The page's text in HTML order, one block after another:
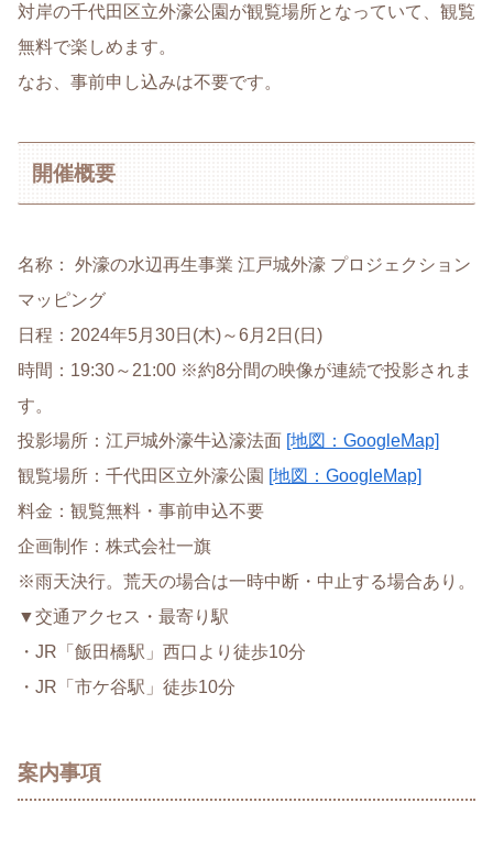
対岸の千代田区立外濠公園が観覧場所となっていて、観覧
無料で楽しめます。
なお、事前申し込みは不要です。
開催概要
名称： 外濠の水辺再生事業 江戸城外濠 プロジェクション
マッピング
日程：2024年5月30日(木)～6月2日(日)
時間：19:30～21:00 ※約8分間の映像が連続で投影されま
す。
投影場所：江戸城外濠牛込濠法面 [地図：GoogleMap]
観覧場所：千代田区立外濠公園 [地図：GoogleMap]
料金：観覧無料・事前申込不要
企画制作：株式会社一旗
※雨天決行。荒天の場合は一時中断・中止する場合あり。
▼交通アクセス・最寄り駅
・JR「飯田橋駅」西口より徒歩10分
・JR「市ケ谷駅」徒歩10分
案内事項